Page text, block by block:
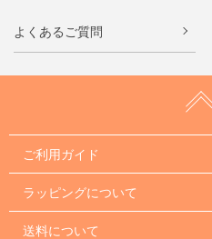
よくあるご質問
ご利用ガイド
ラッピングについて
送料について